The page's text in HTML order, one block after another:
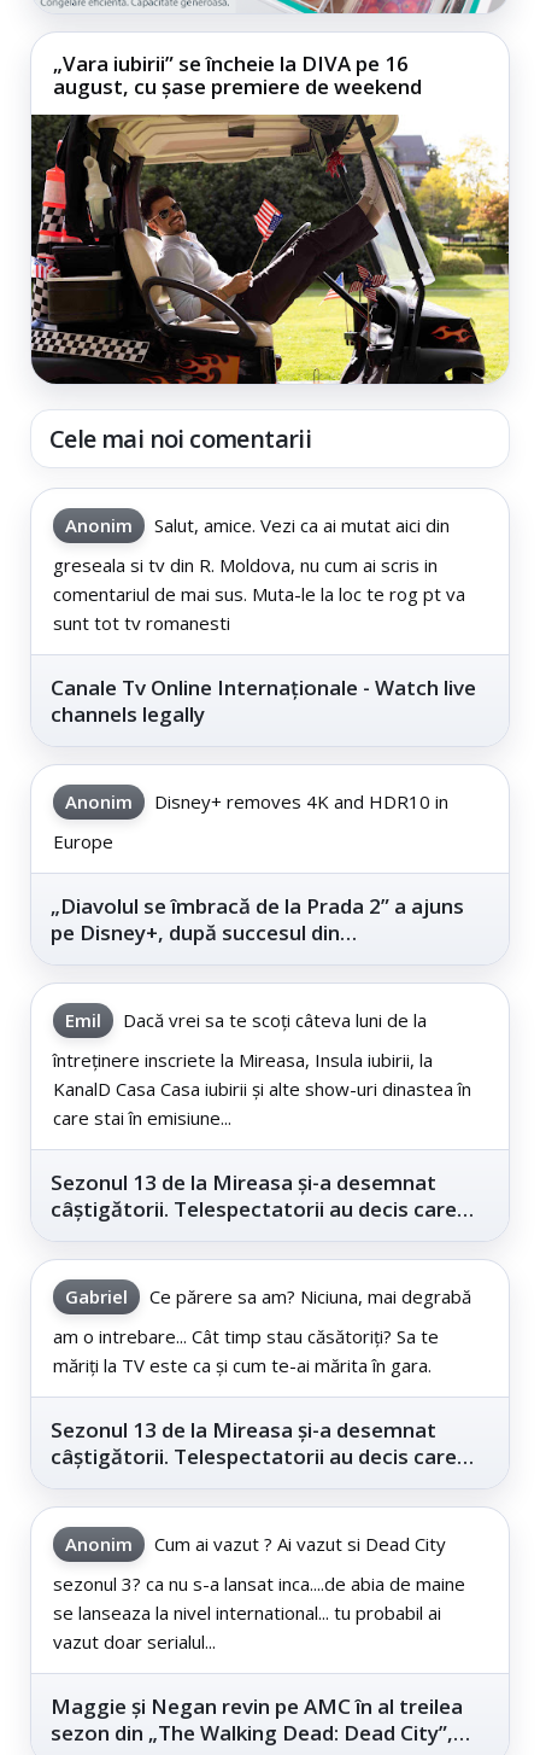
„Vara iubirii” se încheie la DIVA pe 16
august, cu șase premiere de weekend
Cele mai noi comentarii
Anonim
Salut, amice. Vezi ca ai mutat aici din
greseala si tv din R. Moldova, nu cum ai scris in
comentariul de mai sus. Muta-le la loc te rog pt va
sunt tot tv romanesti
Canale Tv Online Internaționale - Watch live
channels legally
Anonim
Disney+ removes 4K and HDR10 in
Europe
„Diavolul se îmbracă de la Prada 2” a ajuns
pe Disney+, după succesul din
Emil
Dacă vrei sa te scoți câteva luni de la
întreținere inscriete la Mireasa, Insula iubirii, la
KanalD Casa Casa iubirii și alte show-uri dinastea în
care stai în emisiune...
Sezonul 13 de la Mireasa și-a desemnat
câștigătorii. Telespectatorii au decis care
Gabriel
Ce părere sa am? Niciuna, mai degrabă
am o intrebare... Cât timp stau căsătoriți? Sa te
măriți la TV este ca și cum te-ai mărita în gara.
Sezonul 13 de la Mireasa și-a desemnat
câștigătorii. Telespectatorii au decis care
Anonim
Cum ai vazut ? Ai vazut si Dead City
sezonul 3? ca nu s-a lansat inca....de abia de maine
se lanseaza la nivel international... tu probabil ai
vazut doar serialul...
Maggie și Negan revin pe AMC în al treilea
sezon din „The Walking Dead: Dead City”,